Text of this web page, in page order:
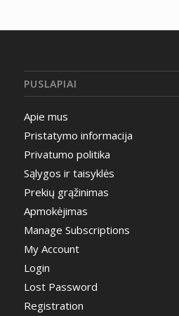
PUSLAPIAI
Apie mus
Pristatymo informacija
Privatumo politika
Sąlygos ir taisyklės
Prekių grąžinimas
Apmokėjimas
Manage Subscriptions
My Account
Login
Lost Password
Registration